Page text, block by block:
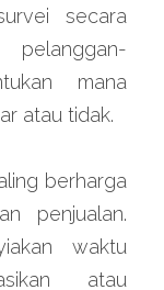
secara
mana
atau tidak.
berharga
penjualan.
waktu
atau